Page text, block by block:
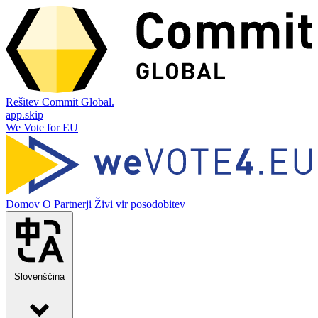
Rešitev Commit Global.
app.skip
We Vote for EU
Domov O Partnerji Živi vir posodobitev
Slovenščina